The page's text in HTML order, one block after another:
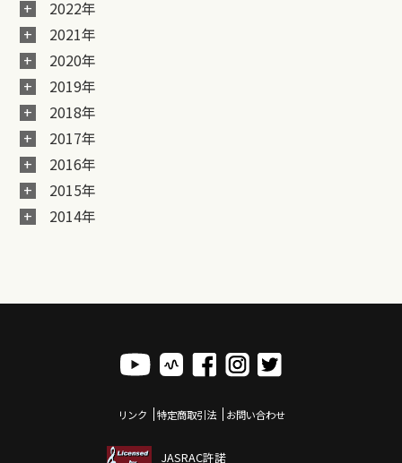
2022年
2021年
2020年
2019年
2018年
2017年
2016年
2015年
2014年
リンク 特定商取引法 お問い合わせ
JASRAC許諾